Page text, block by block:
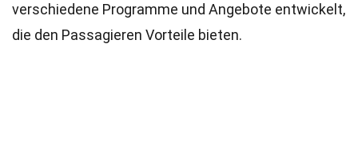
verschiedene Programme und Angebote entwickelt,
die den Passagieren Vorteile bieten.